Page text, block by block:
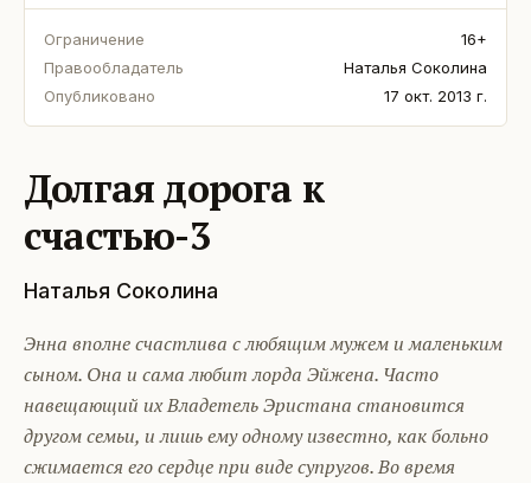
Ограничение
16+
Правообладатель
Наталья Соколина
Опубликовано
17 окт. 2013 г.
Долгая дорога к
счастью-3
Наталья Соколина
Энна вполне счастлива с любящим мужем и маленьким
сыном. Она и сама любит лорда Эйжена. Часто
навещающий их Владетель Эристана становится
другом семьи, и лишь ему одному известно, как больно
сжимается его сердце при виде супругов. Во время